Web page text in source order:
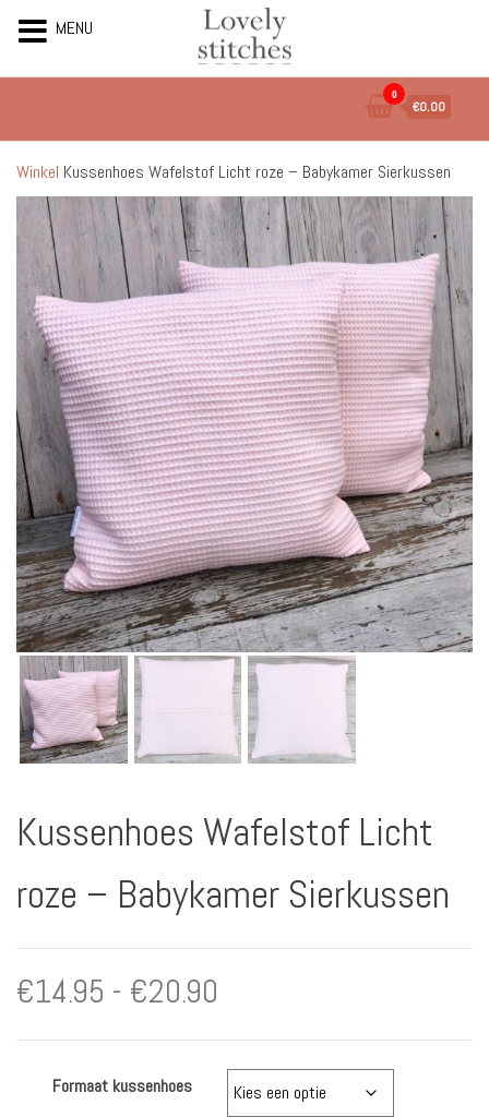
de
inhoud
0
€0.00
Winkel Kussenhoes Wafelstof Licht roze – Babykamer Sierkussen
Kussenhoes Wafelstof Licht
roze – Babykamer Sierkussen
€14.95 - €20.90
tot
Formaat kussenhoes
MENU